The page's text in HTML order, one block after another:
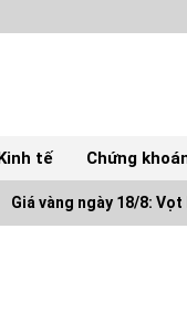
tế Chứng
Giá vàng ngày 18/8: